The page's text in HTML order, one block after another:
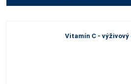
Vitamín C - výživový